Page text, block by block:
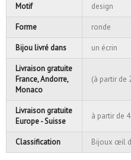
Motif design
Forme ronde
Bijou livré dans un écrin
Livraison gratuite
France, Andorre,
Monaco
(à partir de
Livraison gratuite
Europe - Suisse
à partir de
Classification Bijoux œil